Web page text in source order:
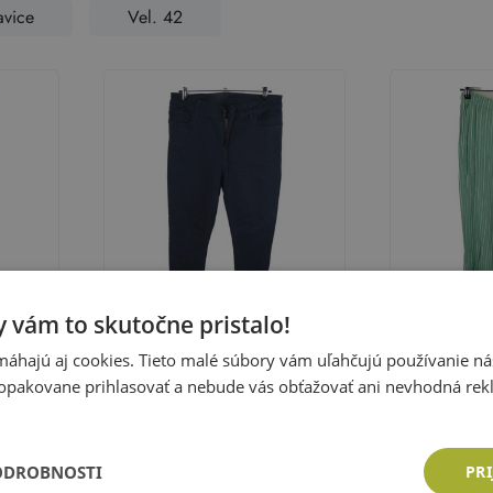
Vel. 42
Dámske tmavomodré skinny
Dámske
Cena: 9,96 €
vám to skutočne pristalo!
aj cookies. Tieto malé súbory vám uľahčujú používanie
prihlasovať a nebude vás obťažovať ani nevhodná